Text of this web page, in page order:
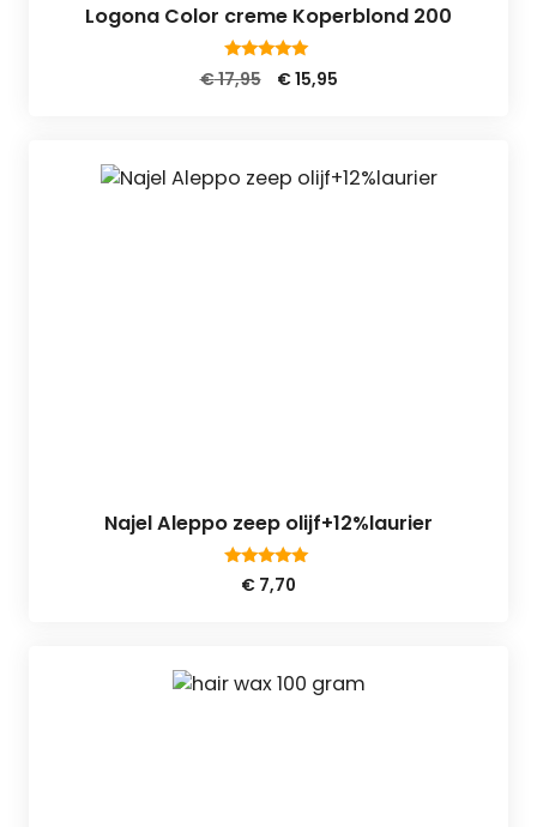
Logona Color creme Koperblond 200
5.00
van 5
€17,95
Oorspronkelijke
€15,95Huidige
Najel Aleppo zeep olijf+12%laurier
4.88
van 5
€ 7,70